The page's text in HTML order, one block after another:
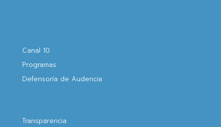
Canal 10
Programas
Defensoría de Audencia
Transparencia